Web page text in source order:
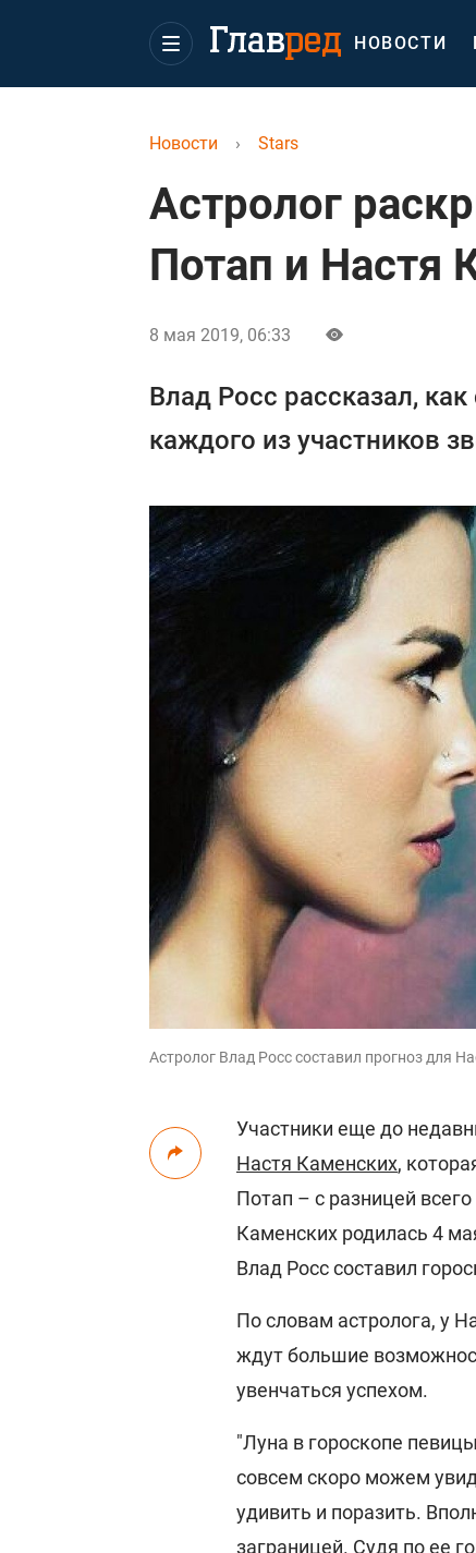
НОВОСТИ
Новости › Stars
Астролог
Потап и Настя
8 мая 2019, 06:33
Влад Росс рассказал,
каждого из участников
Астролог Влад Росс составил прогноз для
Участники еще до
Настя Каменских,
Потап – с разницей
Каменских родилась 4
Влад Росс составил
По словам астролога, у
ждут большие
увенчаться успехом.
"Луна в гороскопе
совсем скоро можем
удивить и поразить.
заграницей. Судя по ее